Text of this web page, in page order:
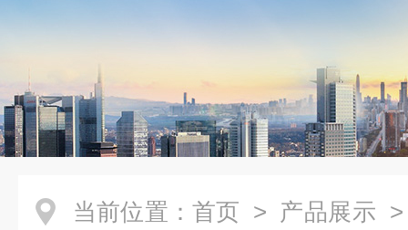
当前位置： 首页 > 产品展示